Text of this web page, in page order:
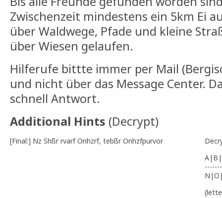
Zwischenzeit mindestens ein 5km Ei
über Waldwege, Pfade und kleine
über Wiesen gelaufen.
Hilferufe bittte immer per Mail
und nicht über das Message Center.
schnell Antwort.
Additional Hints (Decrypt)
[Final:] Nz Shßr rvarf Onhzrf, tebßr Onhzfpurvor